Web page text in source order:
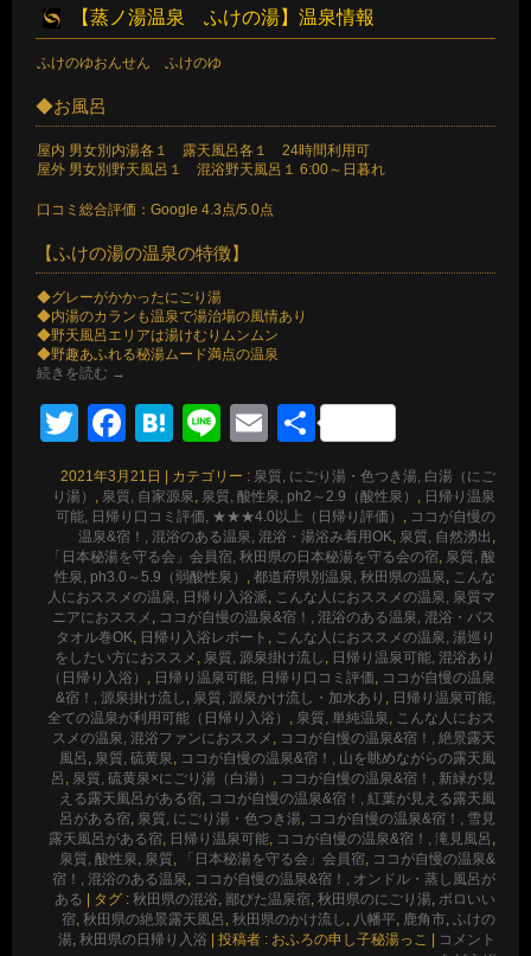
【蒸ノ湯温泉 ふけの湯】温泉情報
ふけのゆおんせん ふけのゆ
◆お風呂
屋内 男女別内湯各１ 露天風呂各１ 24時間利用可
屋外 男女別野天風呂１ 混浴野天風呂１ 6:00～日暮れ
口コミ総合評価：Google 4.3点/5.0点
【ふけの湯の温泉の特徴】
◆グレーがかかったにごり湯
◆内湯のカランも温泉で湯治場の風情あり
◆野天風呂エリアは湯けむりムンムン
◆野趣あふれる秘湯ムード満点の温泉
続きを読む →
TwitterFacebook
Hatena
LineEmail
共
有
2021年3月21日 カテゴリー : 泉質, にごり湯・色つき湯, 白湯（にご
り湯） , 泉質, 自家源泉, 泉質, 酸性泉, ph2～2.9（酸性泉） , 日帰り温泉
可能, 日帰り口コミ評価, ★★★4.0以上（日帰り評価） , ココが自慢の
温泉&宿！, 混浴のある温泉, 混浴・湯浴み着用OK, 泉質, 自然湧出 ,
「日本秘湯を守る会」会員宿, 秋田県の日本秘湯を守る会の宿, 泉質, 酸
性泉, ph3.0～5.9（弱酸性泉） , 都道府県別温泉, 秋田県の温泉, こんな
人におススメの温泉, 日帰り入浴派, こんな人におススメの温泉, 泉質マ
ニアにおススメ , ココが自慢の温泉&宿！, 混浴のある温泉, 混浴・バス
タオル巻OK, 日帰り入浴レポート , こんな人におススメの温泉, 湯巡り
をしたい方におススメ , 泉質, 源泉掛け流し , 日帰り温泉可能, 混浴あり
（日帰り入浴） , 日帰り温泉可能, 日帰り口コミ評価, ココが自慢の温泉
&宿！, 源泉掛け流し , 泉質, 源泉かけ流し・加水あり , 日帰り温泉可能,
全ての温泉が利用可能（日帰り入浴） , 泉質, 単純温泉, こんな人におス
スメの温泉, 混浴ファンにおススメ , ココが自慢の温泉&宿！, 絶景露天
風呂 , 泉質, 硫黄泉, ココが自慢の温泉&宿！, 山を眺めながらの露天風
呂 , 泉質, 硫黄泉×にごり湯（白湯） , ココが自慢の温泉&宿！, 新緑が見
える露天風呂がある宿, ココが自慢の温泉&宿！, 紅葉が見える露天風
呂がある宿, 泉質, にごり湯・色つき湯, ココが自慢の温泉&宿！, 雪見
露天風呂がある宿, 日帰り温泉可能, ココが自慢の温泉&宿！, 滝見風呂 ,
泉質, 酸性泉, 泉質, 「日本秘湯を守る会」会員宿, ココが自慢の温泉&
宿！, 混浴のある温泉, ココが自慢の温泉&宿！, オンドル・蒸し風呂が
ある
タグ : 秋田県の混浴, 鄙びた温泉宿, 秋田県のにごり湯, ボロいい
宿, 秋田県の絶景露天風呂 , 秋田県のかけ流し , 八幡平, 鹿角市, ふけの
湯, 秋田県の日帰り入浴 投稿者 : おふろの申し子秘湯っこ
コメント